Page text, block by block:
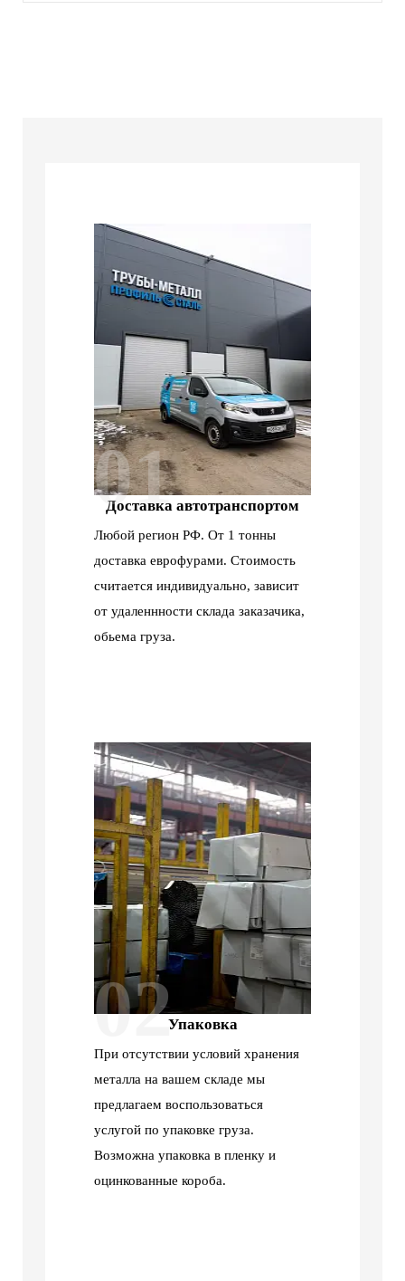
01
Доставка автотранспортом
Любой регион РФ. От 1 тонны
доставка еврофурами. Стоимость
считается индивидуально, зависит
от удаленнности склада заказачика,
обьема груза.
02Упаковка
При отсутствии условий хранения
металла на вашем складе мы
предлагаем воспользоваться
услугой по упаковке груза.
Возможна упаковка в пленку и
оцинкованные короба.